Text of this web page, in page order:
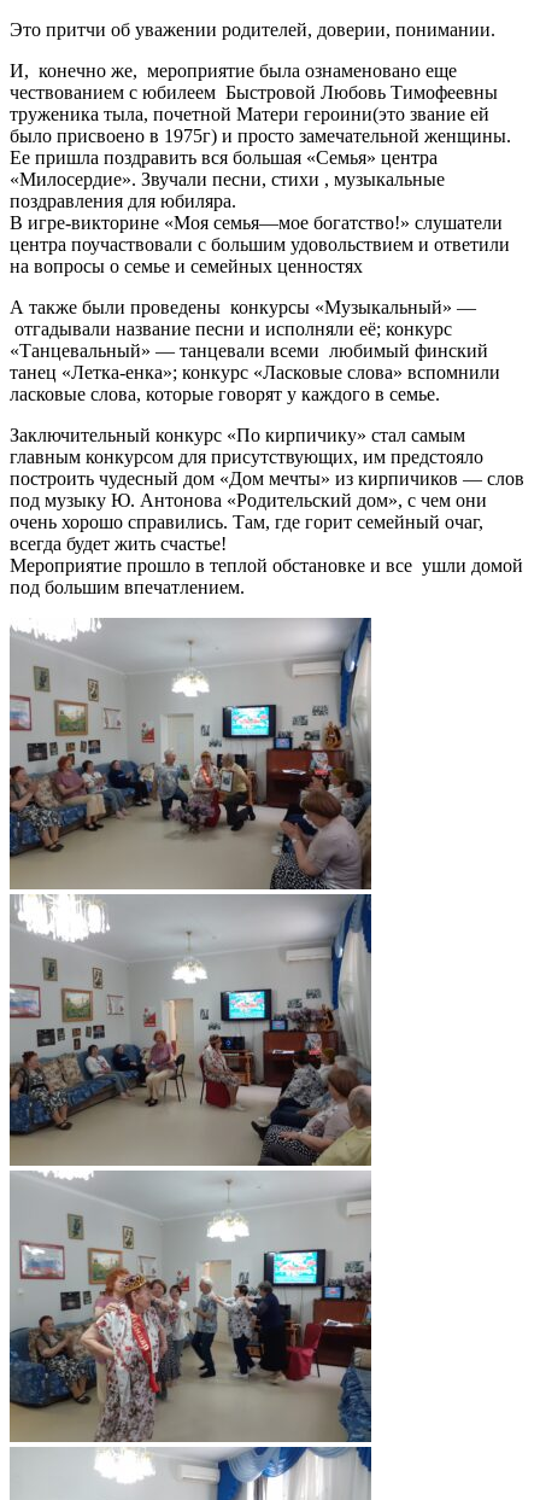
Это притчи об уважении родителей, доверии, понимании.
И, конечно же, мероприятие была ознаменовано еще
чествованием с юбилеем Быстровой Любовь Тимофеевны
труженика тыла, почетной Матери героини(это звание ей
было присвоено в 1975г) и просто замечательной женщины.
Ее пришла поздравить вся большая «Семья» центра
«Милосердие». Звучали песни, стихи , музыкальные
поздравления для юбиляра.
В игре-викторине «Моя семья—мое богатство!» слушатели
центра поучаствовали с большим удовольствием и ответили
на вопросы о семье и семейных ценностях
А также были проведены конкурсы «Музыкальный» —
отгадывали название песни и исполняли её; конкурс
«Танцевальный» — танцевали всеми любимый финский
танец «Летка-енка»; конкурс «Ласковые слова» вспомнили
ласковые слова, которые говорят у каждого в семье.
Заключительный конкурс «По кирпичику» стал самым
главным конкурсом для присутствующих, им предстояло
построить чудесный дом «Дом мечты» из кирпичиков — слов
под музыку Ю. Антонова «Родительский дом», с чем они
очень хорошо справились. Там, где горит семейный очаг,
всегда будет жить счастье!
Мероприятие прошло в теплой обстановке и все ушли домой
под большим впечатлением.